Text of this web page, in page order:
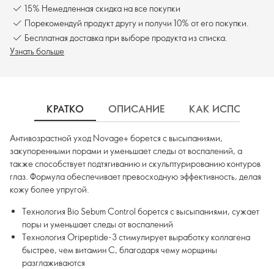
15% Немедленная скидка на все покупки
Порекомендуй продукт другу и получи 10% от его покупки.
Бесплатная доставка при выборе продукта из списка.
Узнать больше
КРАТКО ОПИСАНИЕ КАК
Антивозрастной уход Novage+ борется с высыпаниями,
закупоренными порами и уменьшает следы от воспалений, а
также способствует подтягиванию и скульптурированию контуров
глаз. Формула обеспечивает превосходную эффективность, делая
кожу более упругой.
Технология Bio Sebum Control борется с высыпаниями, сужает
поры и уменьшает следы от воспалений
Технология Oripeptide-3 стимулирует выработку коллагена
быстрее, чем витамин С, благодаря чему морщины
разглаживаются